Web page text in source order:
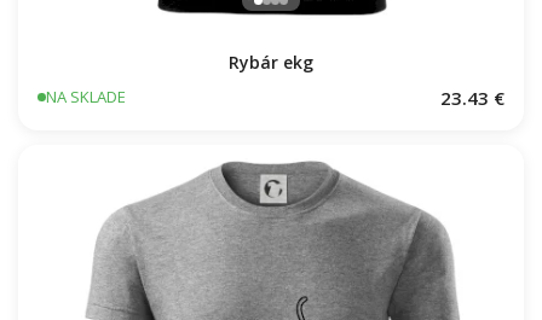
Rybár ekg
NA SKLADE 23.43 €